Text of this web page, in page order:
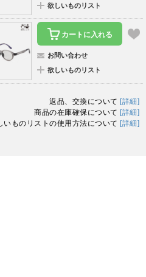
欲しいものリスト
カートに入れる
お問い合わせ
欲しいものリスト
返品、交換について [詳細]
商品の在庫確保について [詳細]
いものリストの使用方法について [詳細]